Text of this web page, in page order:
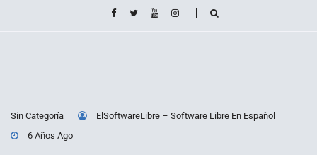
Sin Categoría
ElSoftwareLibre – Software Libre En Español
6 Años Ago